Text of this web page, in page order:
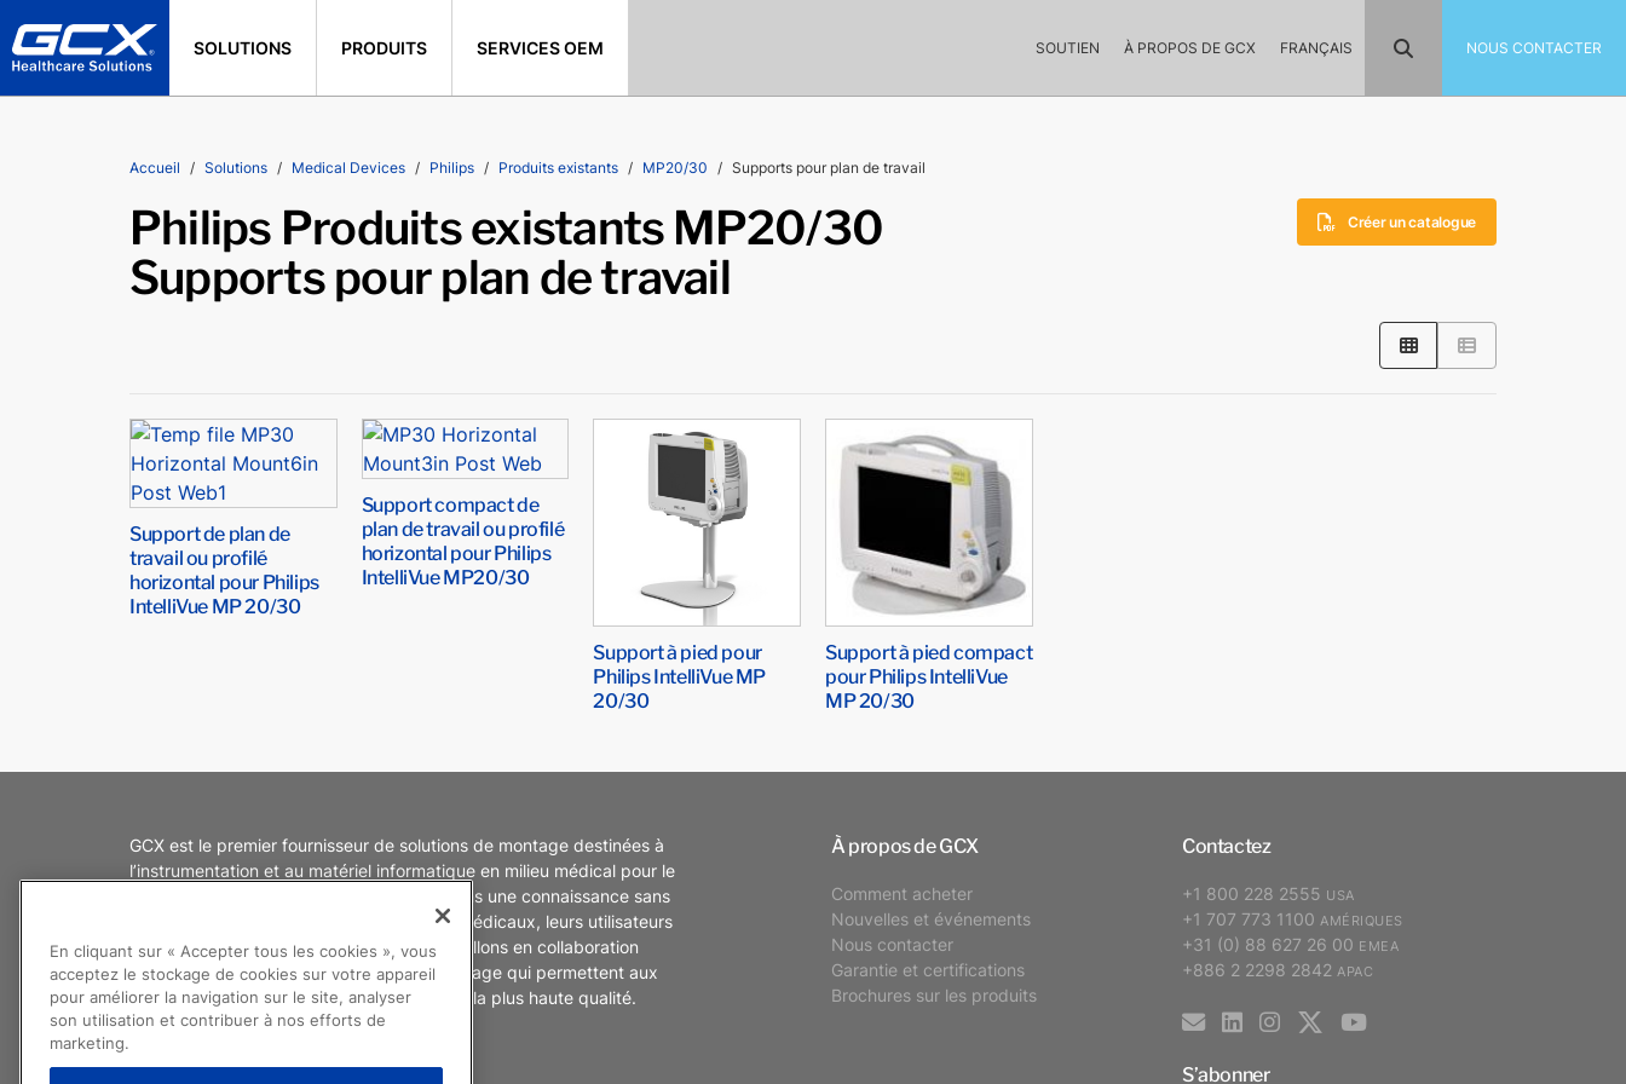
SOLUTIONS PRODUITS SERVICES OEM SOUTIEN À PROPOS DE GCX FRANÇAIS NOUS CONTACTER
Accueil Solutions Medical Devices Philips Produits existants MP20/30 Supports pour plan de travail
Philips Produits existants MP20/30
Supports pour plan de travail
Créer un catalogue
Support de plan de
travail ou profilé
horizontal pour Philips
IntelliVue MP 20/30
Support compact de
plan de travail ou profilé
horizontal pour Philips
IntelliVue MP20/30
Support à pied pour
Philips IntelliVue MP
20/30
Support à pied compact
pour Philips IntelliVue
MP 20/30
GCX est le premier fournisseur de solutions de montage destinées à
l’instrumentation et au matériel informatique en milieu médical pour le
secteur de la santé depuis 1971. Nous avons une connaissance sans
égale des interactions entre les appareils médicaux, leurs utilisateurs
et les environnements de soins. Nous travaillons en collaboration
avec vous pour créer des produits de montage qui permettent aux
soignants d’offrir aux patients des soins de la plus haute qualité.
À propos de GCX
Comment acheter
Nouvelles et événements
Nous contacter
Garantie et certifications
Brochures sur les produits
Contactez
+1 800 228 2555 USA
+1 707 773 1100 AMÉRIQUES
+31 (0) 88 627 26 00 EMEA
+886 2 2298 2842 APAC
S’abonner
En cliquant sur « Accepter tous les cookies », vous
acceptez le stockage de cookies sur votre appareil
pour améliorer la navigation sur le site, analyser
son utilisation et contribuer à nos efforts de
marketing.